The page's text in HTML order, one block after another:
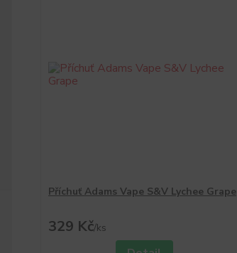
Příchuť Adams Vape S&V Lychee Grape
329 Kč/ks